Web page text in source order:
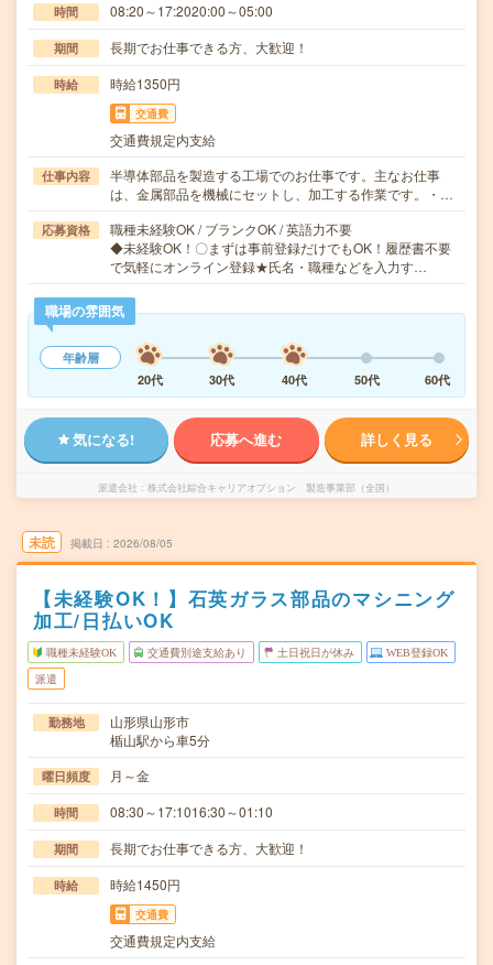
時間 08:20～17:2020:00～05:00
期間 長期でお仕事できる方、大歓迎！
時給 時給1350円
交通費
交通費規定内支給
仕事内容
半導体部品を製造する工場でのお仕事です。主なお仕事
は、金属部品を機械にセットし、加工する作業です。・…
応募資格
職種未経験OK / ブランクOK / 英語力不要
◆未経験OK！〇まずは事前登録だけでもOK！履歴書不要
で気軽にオンライン登録★氏名・職種などを入力す…
職場の雰囲気
年齢層
20代
30代 40代 50代 60代
気になる! 応募へ進む 詳しく見る
派遣会社 株式会社綜合キャリアオプション 製造事業部（全国）
未読 掲載日 2026/08/05
【未経験OK！】石英ガラス部品のマシニング
加工/日払いOK
職種未経験OK 交通費別途支給あり 土日祝日が休み WEB登録OK
派遣
勤務地
山形県山形市
楯山駅から車5分
曜日頻度 月～金
時間 08:30～17:1016:30～01:10
期間 長期でお仕事できる方、大歓迎！
時給 時給1450円
交通費
交通費規定内支給